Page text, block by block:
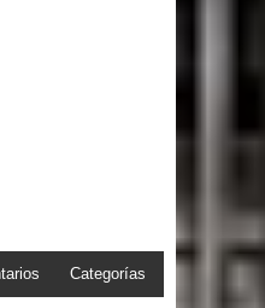
Categorías